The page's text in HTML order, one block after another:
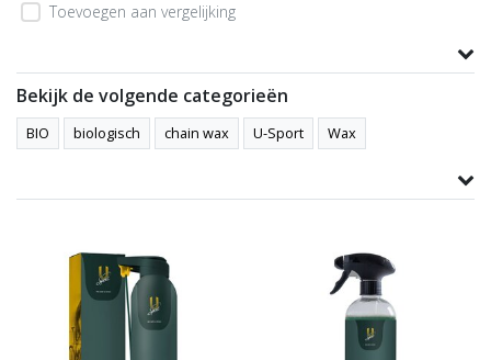
Toevoegen aan vergelijking
Bekijk de volgende categorieën
BIO biologisch chain wax U-Sport Wax